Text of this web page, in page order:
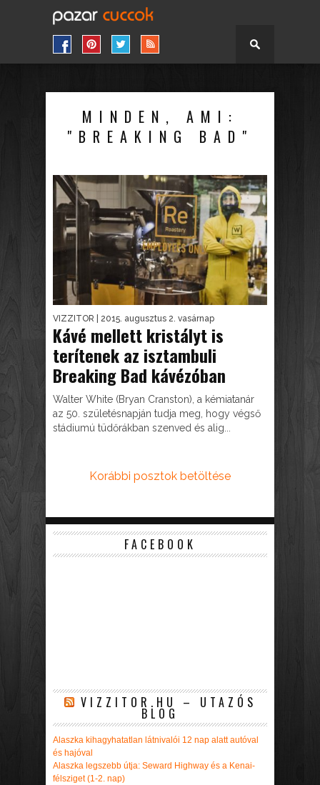
MINDEN, AMI:
"BREAKING BAD"
VIZZITOR | 2015. augusztus 2. vasárnap
Kávé mellett kristályt is
terítenek az isztambuli
Breaking Bad kávézóban
Walter White (Bryan Cranston), a kémiatanár
az 50. születésnapján tudja meg, hogy végső
stádiumú tüdőrákban szenved és alig...
Korábbi posztok betöltése
FACEBOOK
VIZZITOR.HU – UTAZÓS
BLOG
Alaszka kihagyhatatlan látnivalói 12 nap alatt autóval
és hajóval
Alaszka legszebb útja: Seward Highway és a Kenai-
félsziget (1-2. nap)